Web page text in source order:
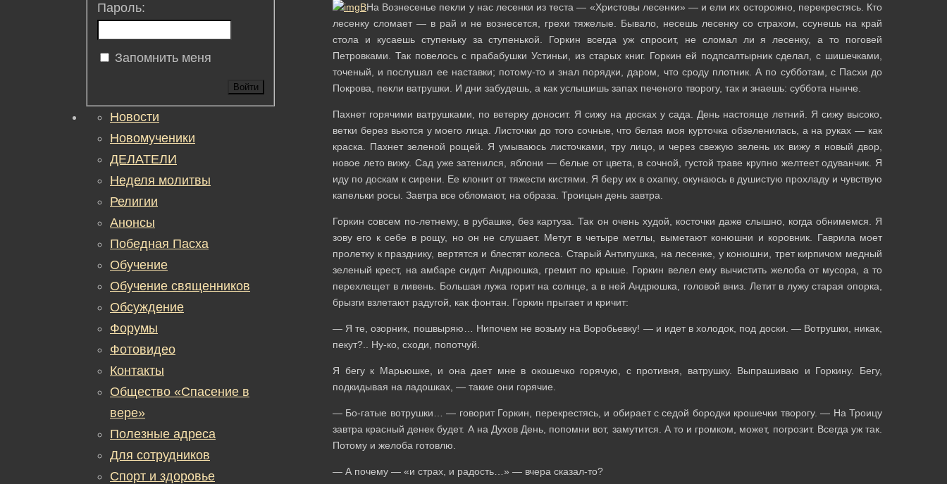
На Вознесенье пекли у нас лесенки из теста — «Христовы лесенки» — и ели их осторожно, перекрестясь. Кто
лесенку сломает — в рай и не вознесется, грехи тяжелые. Бывало, несешь лесенку со страхом, ссунешь на край
стола и кусаешь ступеньку за ступенькой. Горкин всегда уж спросит, не сломал ли я лесенку, а то поговей
Петровками. Так повелось с прабабушки Устиньи, из старых книг. Горкин ей подпсалтырник сделал, с шишечками,
точеный, и послушал ее наставки; потому-то и знал порядки, даром, что сроду плотник. А по субботам, с Пасхи до
Покрова, пекли ватрушки. И дни забудешь, а как услышишь запах печеного творогу, так и знаешь: суббота нынче.
Пахнет горячими ватрушками, по ветерку доносит. Я сижу на досках у сада. День настояще летний. Я сижу высоко,
ветки берез вьются у моего лица. Листочки до того сочные, что белая моя курточка обзеленилась, а на руках — как
краска. Пахнет зеленой рощей. Я умываюсь листочками, тру лицо, и через свежую зелень их вижу я новый двор,
новое лето вижу. Сад уже затенился, яблони — белые от цвета, в сочной, густой траве крупно желтеет одуванчик. Я
иду по доскам к сирени. Ее клонит от тяжести кистями. Я беру их в охапку, окунаюсь в душистую прохладу и чувствую
капельки росы. Завтра все обломают, на образа. Троицын день завтра.
Горкин совсем по-летнему, в рубашке, без картуза. Так он очень худой, косточки даже слышно, когда обнимемся. Я
зову его к себе в рощу, но он не слушает. Метут в четыре метлы, выметают конюшни и коровник. Гаврила моет
пролетку к празднику, вертятся и блестят колеса. Старый Антипушка, на лесенке, у конюшни, трет кирпичом медный
зеленый крест, на амбаре сидит Андрюшка, гремит по крыше. Горкин велел ему вычистить желоба от мусора, а то
перехлещет в ливень. Большая лужа горит на солнце, а в ней Андрюшка, головой вниз. Летит в лужу старая опорка,
брызги взлетают радугой, как фонтан. Горкин прыгает и кричит:
— Я те, озорник, пошвыряю… Нипочем не возьму на Воробьевку! — и идет в холодок, под доски. — Вотрушки, никак,
пекут?.. Ну-ко, сходи, попотчуй.
Я бегу к Марьюшке, и она дает мне в окошечко горячую, с противня, ватрушку. Выпрашиваю и Горкину. Бегу,
подкидывая на ладошках, — такие они горячие.
— Бо-гатые вотрушки… — говорит Горкин, перекрестясь, и обирает с седой бородки крошечки творогу. — На Троицу
завтра красный денек будет. А на Духов День, попомни вот, замутится. А то и громком, может, погрозит. Всегда уж так.
Потому и желоба готовлю.
— А почему — «и страх, и радость…» — вчера сказал-то?
Пароль:
Запомнить меня
Войти
Новости
Новомученики
ДЕЛАТЕЛИ
Неделя молитвы
Религии
Анонсы
Победная Пасха
Обучение
Обучение священников
Обсуждение
Форумы
Фотовидео
Контакты
Общество «Спасение в
вере»
Полезные адреса
Для сотрудников
Спорт и здоровье